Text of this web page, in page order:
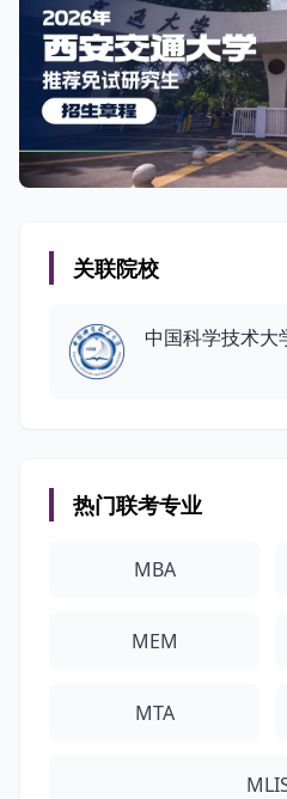
关联院校
中国科学技术大
热门联考专业
MBA
MEM
MTA